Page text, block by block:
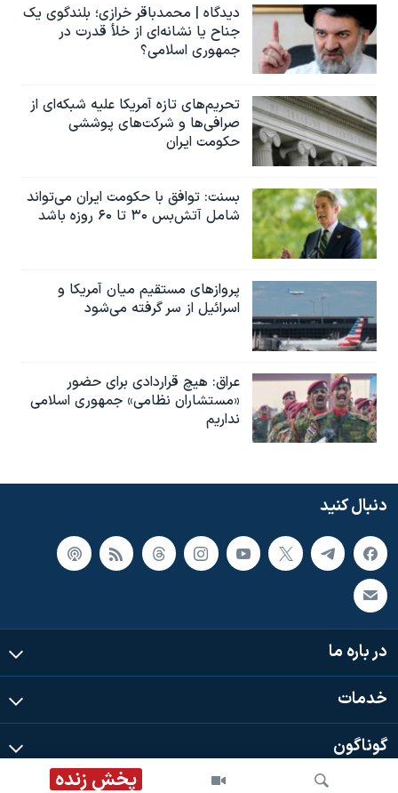
پخش زنده
دیدگاه | محمدباقر خرازی؛ بلندگوی یک
جناح یا نشانه‌ای از خلأ قدرت در
جمهوری اسلامی؟
تحریم‌های تازه آمریکا علیه شبکه‌ای از
صرافی‌ها و شرکت‌های پوششی
حکومت ایران
بسنت: توافق با حکومت ایران می‌تواند
شامل آتش‌بس ۳۰ تا ۶۰ روزه باشد
پروازهای مستقیم میان آمریکا و
اسرائیل از سر گرفته می‌شود
عراق: هیچ قراردادی برای حضور
«مستشاران نظامی» جمهوری اسلامی
نداریم
دنبال کنید
در باره ما
خدمات
گوناگون